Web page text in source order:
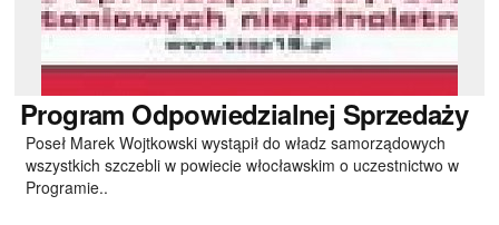
Program Odpowiedzialnej Sprzedaży
Poseł Marek Wojtkowski wystąpił do władz samorządowych
wszystkich szczebli w powiecie włocławskim o uczestnictwo w
Programie..